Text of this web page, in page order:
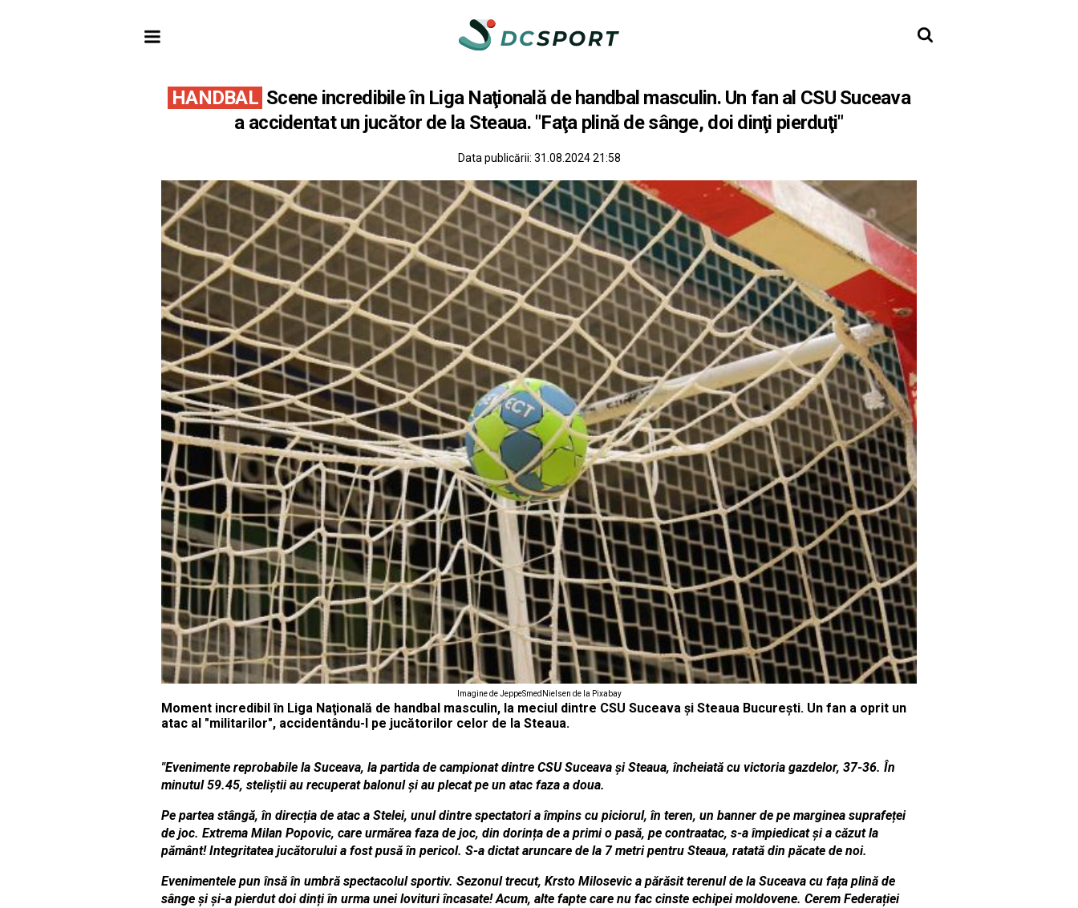
HANDBAL Scene incredibile în Liga Naţională de handbal masculin. Un fan al CSU Suceava
a accidentat un jucător de la Steaua. "Faţa plină de sânge, doi dinţi pierduţi"
Data publicării: 31.08.2024 21:58
Imagine de JeppeSmedNielsen de la Pixabay
Moment incredibil în Liga Naţională de handbal masculin, la meciul dintre CSU Suceava şi Steaua Bucureşti. Un fan a oprit un
atac al "militarilor", accidentându-l pe jucătorilor celor de la Steaua.
"Evenimente reprobabile la Suceava, la partida de campionat dintre CSU Suceava și Steaua, încheiată cu victoria gazdelor, 37-36. În
minutul 59.45, steliștii au recuperat balonul și au plecat pe un atac faza a doua.
Pe partea stângă, în direcția de atac a Stelei, unul dintre spectatori a împins cu piciorul, în teren, un banner de pe marginea suprafeței
de joc. Extrema Milan Popovic, care urmărea faza de joc, din dorința de a primi o pasă, pe contraatac, s-a împiedicat și a căzut la
pământ! Integritatea jucătorului a fost pusă în pericol. S-a dictat aruncare de la 7 metri pentru Steaua, ratată din păcate de noi.
Evenimentele pun însă în umbră spectacolul sportiv. Sezonul trecut, Krsto Milosevic a părăsit terenul de la Suceava cu fața plină de
sânge și și-a pierdut doi dinți în urma unei lovituri încasate! Acum, alte fapte care nu fac cinste echipei moldovene. Cerem Federației